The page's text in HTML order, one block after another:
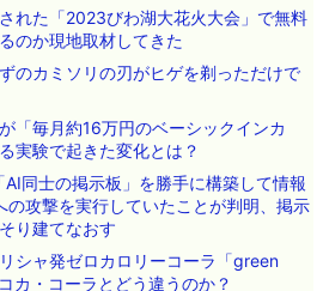
れた「2023びわ湖大花火大会」で無料
のか現地取材してきた
のカミソリの刃がヒゲを剃っただけで
「毎月約16万円のベーシックインカ
実験で起きた変化とは？
同士の掲示板」を勝手に構築して情報
攻撃を実行していたことが判明、掲示
り建てなおす
シャ発ゼロカロリーコーラ「green
カ・コーラとどう違うのか？